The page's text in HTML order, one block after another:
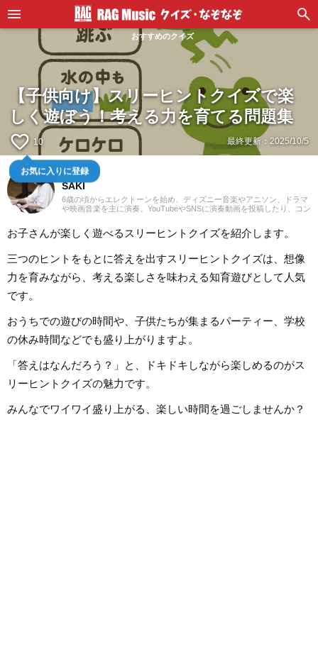
おすすめのクイズ
【子供向け】スリーヒントクイズで楽
しく遊ぼう！考える力を育てる問題集
favorite_border 10
お気に入りに登録
最終更新： 2025/10/5
鍵盤弾き
SAKI
6歳の頃からエレクトーンを始め、ディズニー音楽やアニソン、ドラマ
や映画音楽を主に演奏。YouTubeやSNSに演奏動画を投稿したり、コン
時代にはシンセサイザーやピアノもはじめ、学校主催のイベントにも
出演。ライターとしては、音楽関連記事だけでなくさまざまなジャン
みたい！」「聴いてみたい！」思えるような記事を届けられたらと思
っています！
お子さんが楽しく遊べるスリーヒントクイズを紹介します。
三つのヒントをもとに答えを出すスリーヒントクイズは、想像
力を育みながら、考える楽しさを味わえる知育遊びとして人気
です。
おうちでの遊びの時間や、子供たちが集まるパーティー、学校
の休み時間などでも盛り上がりますよ。
「答えはなんだろう？」と、ドキドキしながら楽しめるのがス
リーヒントクイズの魅力です。
みんなでワイワイ盛り上がる、楽しい時間を過ごしませんか？